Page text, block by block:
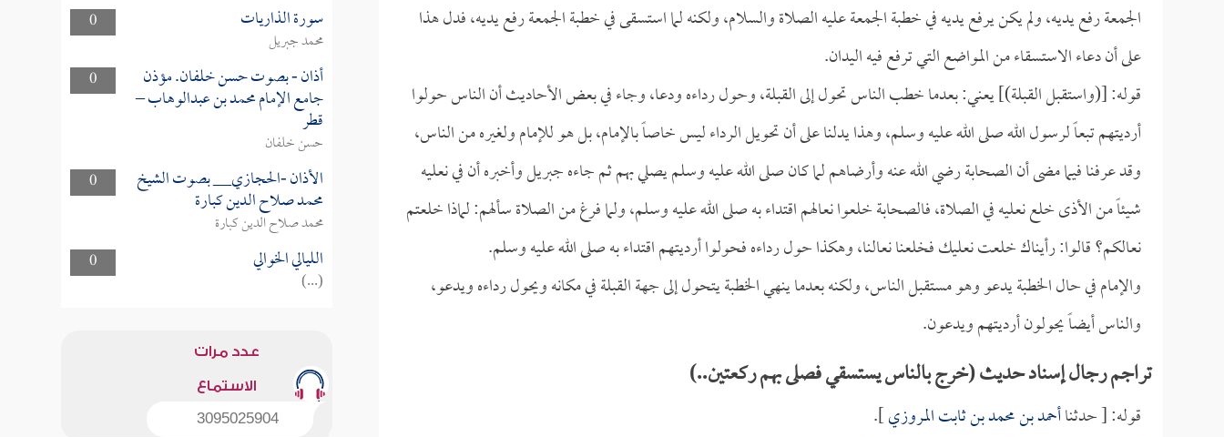
الجمعة رفع يديه، ولم يكن يرفع يديه في خطبة الجمعة عليه الصلاة والسلام، ولكنه لما استسقى في خطبة الجمعة رفع يديه، فدل هذا
على أن دعاء الاستسقاء من المواضع التي ترفع فيه اليدان.
قوله: [(واستقبل القبلة)] يعني: بعدما خطب الناس تحول إلى القبلة، وحول رداءه ودعا، وجاء في بعض الأحاديث أن الناس حولوا
أرديتهم تبعاً لرسول الله صلى الله عليه وسلم، وهذا يدلنا على أن تحويل الرداء ليس خاصاً بالإمام، بل هو للإمام ولغيره من الناس،
وقد عرفنا فيما مضى أن الصحابة رضي الله عنه وأرضاهم لما كان صلى الله عليه وسلم يصلي بهم ثم جاءه جبريل وأخبره أن في نعليه
شيئاً من الأذى خلع نعليه في الصلاة، فالصحابة خلعوا نعالهم اقتداء به صلى الله عليه وسلم، ولما فرغ من الصلاة سألهم: لماذا خلعتم
نعالكم؟ قالوا: رأيناك خلعت نعليك فخلعنا نعالنا، وهكذا حول رداءه فحولوا أرديتهم اقتداء به صلى الله عليه وسلم.
والإمام في حال الخطبة يدعو وهو مستقبل الناس، ولكنه بعدما ينهي الخطبة يتحول إلى جهة القبلة في مكانه ويحول رداءه ويدعو،
والناس أيضاً يحولون أرديتهم ويدعون.
تراجم رجال إسناد حديث (خرج بالناس يستسقي فصلى بهم ركعتين..)
قوله: [ حدثناأحمد بن محمد بن ثابت المروزي].
0
سورة الذاريات
محمد جبريل
0
أذان - بصوت حسن خلفان. مؤذن
جامع الإمام محمد بن عبدالوهاب –
قطر
حسن خلفان
0
الأذان -الحجازي__ بصوت الشيخ
محمد صلاح الدين كبارة
محمد صلاح الدين كبارة
0
الليالي الخوالي
(...)
عدد مرات
الاستماع
3095025904